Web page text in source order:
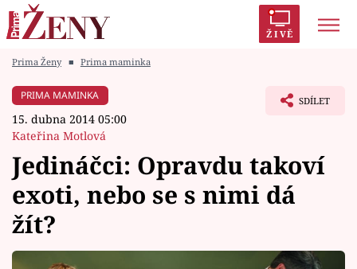
ŽIVĚ
Módní alarm
Zrádci
Témata
Celebrity
Prima Ženy ■ Prima maminka
PRIMA MAMINKA
15. dubna 2014 05:00
Kateřina Motlová
SDÍLET
Jedináčci: Opravdu takoví
exoti, nebo se s nimi dá
žít?